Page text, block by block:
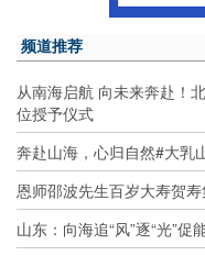
频道推荐
从南海启航 向未来奔赴！
位授予仪式
奔赴山海，心归自然#大乳
恩师邵波先生百岁大寿贺
山东：向海追“风”逐“光”促